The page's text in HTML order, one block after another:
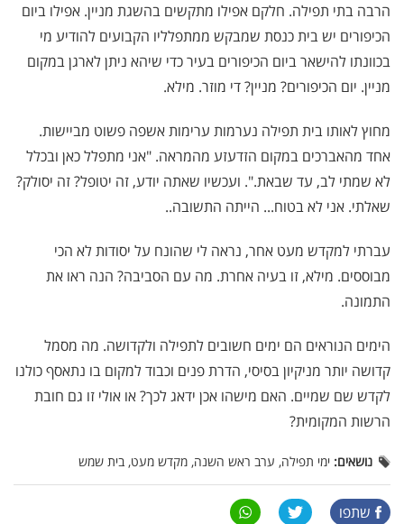
הרבה בתי תפילה. חלקם אפילו מתקשים בהשגת מניין. אפילו ביום
הכיפורים יש בית כנסת שמבקש ממתפלליו הקבועים להודיע מי
בכוונתו להישאר ביום הכיפורים בעיר כדי שיהא ניתן לארגן במקום
מניין. יום הכיפורים? מניין? די מוזר. מילא.
מחוץ לאותו בית תפילה נערמות ערימות אשפה פשוט מביישות.
אחד מהאברכים במקום הזדעזע מהמראה. "אני מתפלל כאן ובכלל
לא שמתי לב, עד שבאת.". ועכשיו שאתה יודע, זה יטופל? זה יסולק?
שאלתי. אני לא בטוח... הייתה התשובה..
עברתי למקדש מעט אחר, נראה לי שהונח על יסודות לא הכי
מבוססים. מילא, זו בעיה אחרת. מה עם הסביבה? הנה ראו את
התמונה.
הימים הנוראים הם ימים חשובים לתפילה ולקדושה. מה מסמל
קדושה יותר מניקיון בסיסי, הדרת פנים וכבוד למקום בו נתאסף כולנו
לקדש שם שמיים. האם מישהו אכן ידאג לכך? או אולי זו גם חובת
הרשות המקומית?
נושאים: ימי תפילה, ערב ראש השנה, מקדש מעט, בית שמש
שתפו